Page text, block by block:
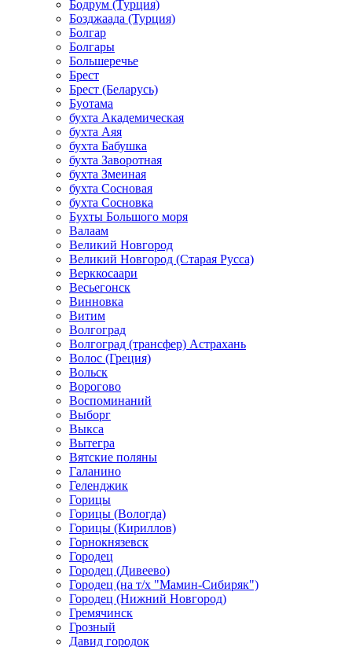
Бодрум (Турция)
Бозджаада (Турция)
Болгар
Болгары
Большеречье
Брест
Брест (Беларусь)
Буотама
бухта Академическая
бухта Аяя
бухта Бабушка
бухта Заворотная
бухта Змеиная
бухта Сосновая
бухта Сосновка
Бухты Большого моря
Валаам
Великий Новгород
Великий Новгород (Старая Русса)
Верккосаари
Весьегонск
Винновка
Витим
Волгоград
Волгоград (трансфер) Астрахань
Волос (Греция)
Вольск
Ворогово
Воспоминаний
Выборг
Выкса
Вытегра
Вятские поляны
Галанино
Геленджик
Горицы
Горицы (Вологда)
Горицы (Кириллов)
Горнокнязевск
Городец
Городец (Дивеево)
Городец (на т/х "Мамин-Сибиряк")
Городец (Нижний Новгород)
Гремячинск
Грозный
Давид городок